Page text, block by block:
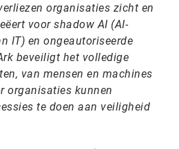
organisaties zicht en
voor shadow AI (AI-
IT) en ongeautoriseerde
beveiligt het volledige
van mensen en machines
organisaties kunnen
te doen aan veiligheid